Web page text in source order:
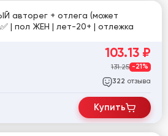
авторег + отлега (может
| пол ЖЕН | лет-20+ | отлежка
103.13 ₽
131.25 -21%
322 отзыва
Купить